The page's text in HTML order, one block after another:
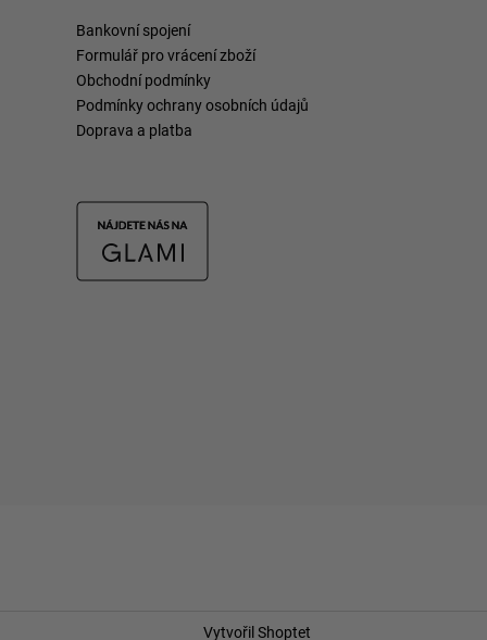
Bankovní spojení
Formulář pro vrácení zboží
Obchodní podmínky
Podmínky ochrany osobních údajů
Doprava a platba
Vytvořil Shoptet